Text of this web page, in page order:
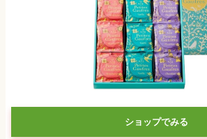
ショップでみる